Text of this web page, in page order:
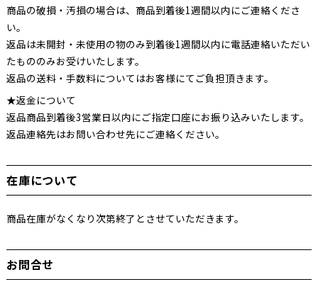
商品の破損・汚損の場合は、商品到着後1週間以内にご連絡くださ
い。
返品は未開封・未使用の物のみ到着後1週間以内に電話連絡いただい
たもののみお受けいたします。
返品の送料・手数料についてはお客様にてご負担頂きます。
★返金について
返品商品到着後3営業日以内にご指定口座にお振り込みいたします。
返品連絡先はお問い合わせ先にご連絡ください。
在庫について
商品在庫がなくなり次第終了とさせていただきます。
お問合せ